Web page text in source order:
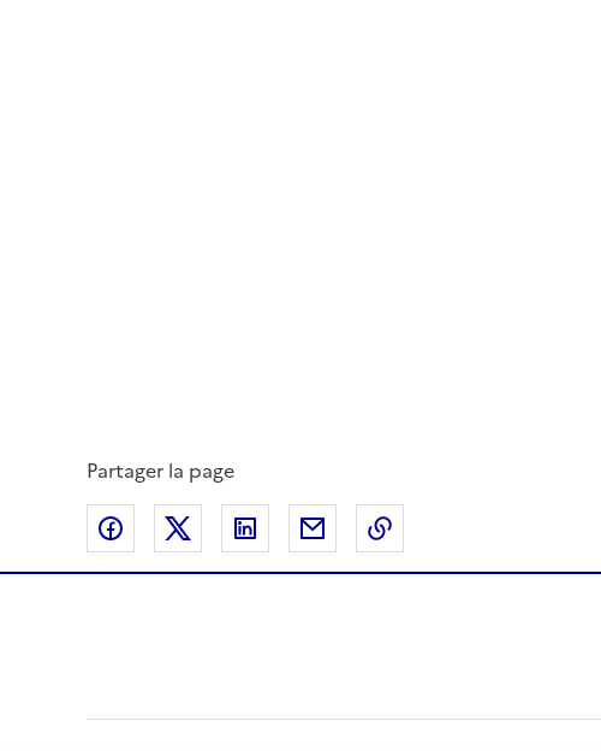
Partager la page
Partager sur Facebook
Partager sur Twitter
Partager sur LinkedIn
Partager par email